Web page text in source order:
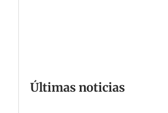
Últimas noticias